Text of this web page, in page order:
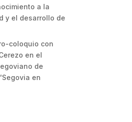
a la
y el desarrollo de
coloquio con
en el
de
en